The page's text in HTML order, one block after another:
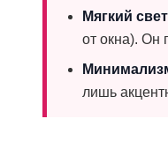
Мягкий
от окна). Он
лишь